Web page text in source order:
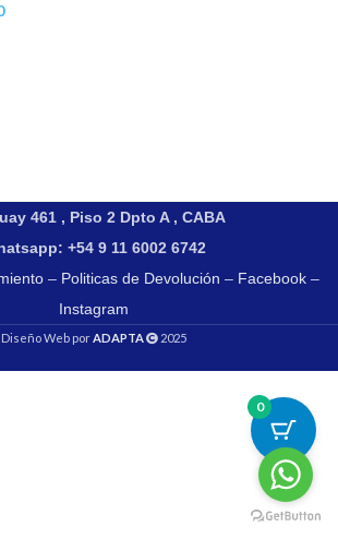
461 , Piso 2 Dpto A , CABA
+54 9 11 6002 6742
– Politicas de Devolución – Facebook –
Instagram
Diseño Web porADAPTA 2025
0